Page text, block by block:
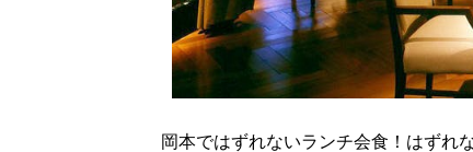
岡本ではずれないランチ会食！はずれ